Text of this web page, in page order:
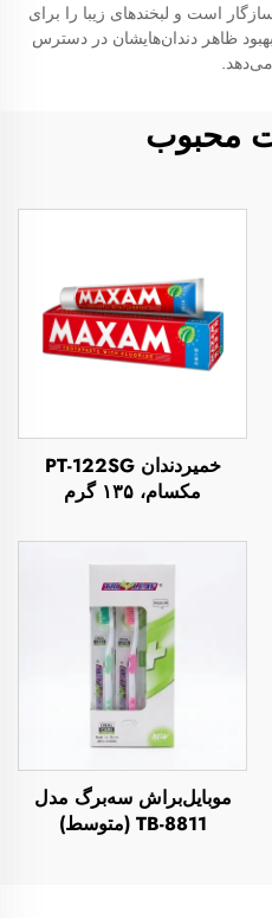
است و لبخندهای زیبا را برای
ظاهر دندان‌هایشان در دسترس
محبوب
خمیردندان PT-122SG
مکسام، ۱۳۵ گرم
موبایل‌براش سه‌برگ مدل
TB-8811 (متوسط)